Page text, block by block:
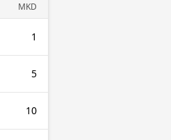
MKD
1
5
10